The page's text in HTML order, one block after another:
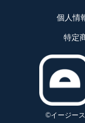
個人情
特定
©イージー